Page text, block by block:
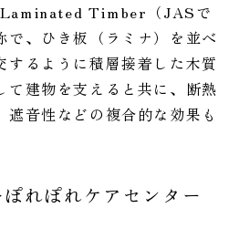
Timber（JASで
で、ひき板（ラミナ）を並べ
するように積層接着した木質
て建物を支えると共に、断熱
音性などの複合的な効果も
れぽれケアセンター